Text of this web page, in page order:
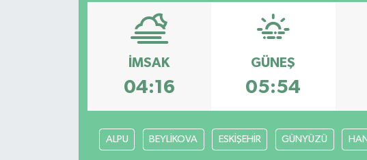
İMSAK
04:16
GÜNEŞ
05:54
ALPU BEYLİKOVA ESKİŞEHİR GÜNYÜZÜ HAN